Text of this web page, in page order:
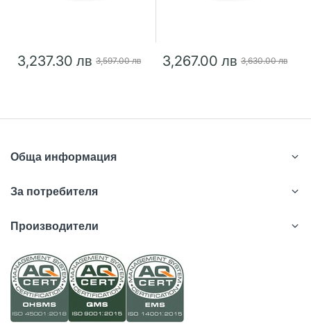
3,237.30 лв 3,597.00 лв 3,267.00 лв 3,630.00 лв
Обща информация
За потребителя
Производители